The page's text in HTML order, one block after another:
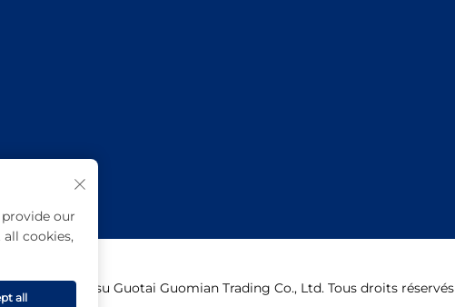
© 2026 Jiangsu Guotai Guomian Trading Co., Ltd. Tous droits réservés
our
cookies,
all